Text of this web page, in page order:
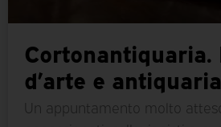
Cortonantiquaria.
d’arte e
Un appuntamento molto